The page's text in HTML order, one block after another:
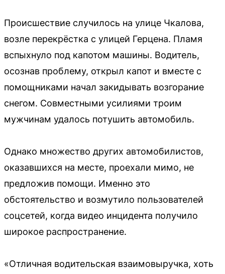
Происшествие случилось на улице Чкалова,
возле перекрёстка с улицей Герцена. Пламя
вспыхнуло под капотом машины. Водитель,
осознав проблему, открыл капот и вместе с
помощниками начал закидывать возгорание
снегом. Совместными усилиями троим
мужчинам удалось потушить автомобиль.
Однако множество других автомобилистов,
оказавшихся на месте, проехали мимо, не
предложив помощи. Именно это
обстоятельство и возмутило пользователей
соцсетей, когда видео инцидента получило
широкое распространение.
«Отличная водительская взаимовыручка, хоть